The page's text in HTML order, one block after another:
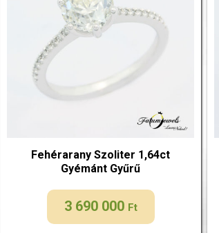
Fehérarany Szoliter 1,64ct
Gyémánt Gyűrű
3 690 000 Ft